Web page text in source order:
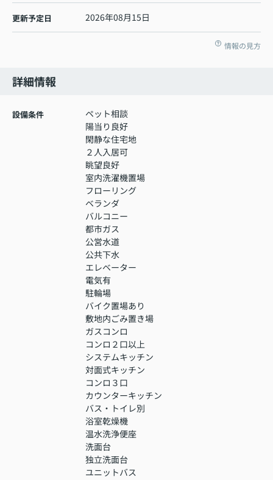
更新予定日 2026年08月15日
情報の見方
詳細情報
設備条件
ペット相談
陽当り良好
閑静な住宅地
２人入居可
眺望良好
室内洗濯機置場
フローリング
ベランダ
バルコニー
都市ガス
公営水道
公共下水
エレベーター
電気有
駐輪場
バイク置場あり
敷地内ごみ置き場
ガスコンロ
コンロ２口以上
システムキッチン
対面式キッチン
コンロ３口
カウンターキッチン
バス・トイレ別
浴室乾燥機
温水洗浄便座
洗面台
独立洗面台
ユニットバス